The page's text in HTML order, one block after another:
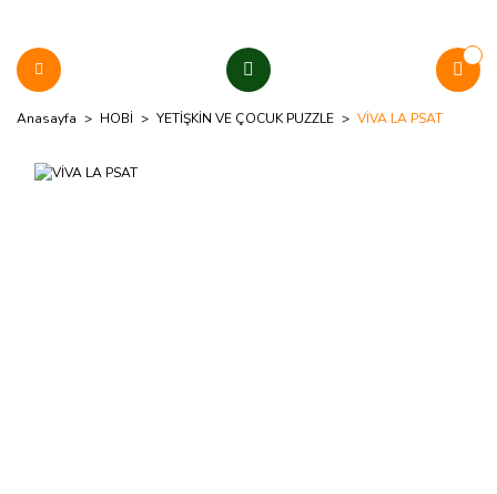
Anasayfa HOBİ YETİŞKİN VE ÇOCUK PUZZLE VİVA LA PSAT